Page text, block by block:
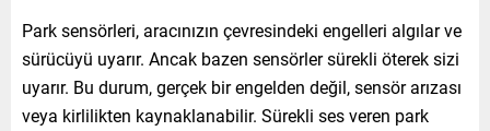
Park sensörleri, aracınızın çevresindeki engelleri algılar ve
sürücüyü uyarır. Ancak bazen sensörler sürekli öterek sizi
uyarır. Bu durum, gerçek bir engelden değil, sensör arızası
veya kirlilikten kaynaklanabilir. Sürekli ses veren park